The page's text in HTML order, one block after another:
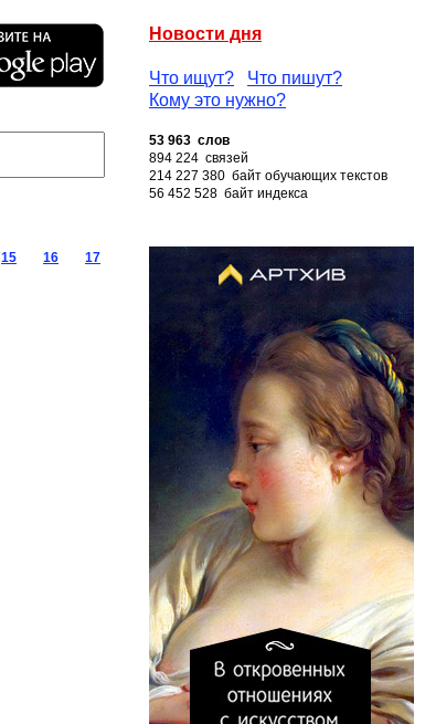
Новости дня
Что ищут?
Что пишут?
Кому это нужно?
53 963 слов
894 224 связей
214 227 380 байт обучающих текстов
56 452 528 байт индекса
15 16 17